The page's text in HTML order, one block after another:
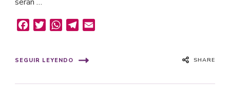
FacebookTwitterWhatsAppTelegram
SEGUIR LEYENDO SHARE